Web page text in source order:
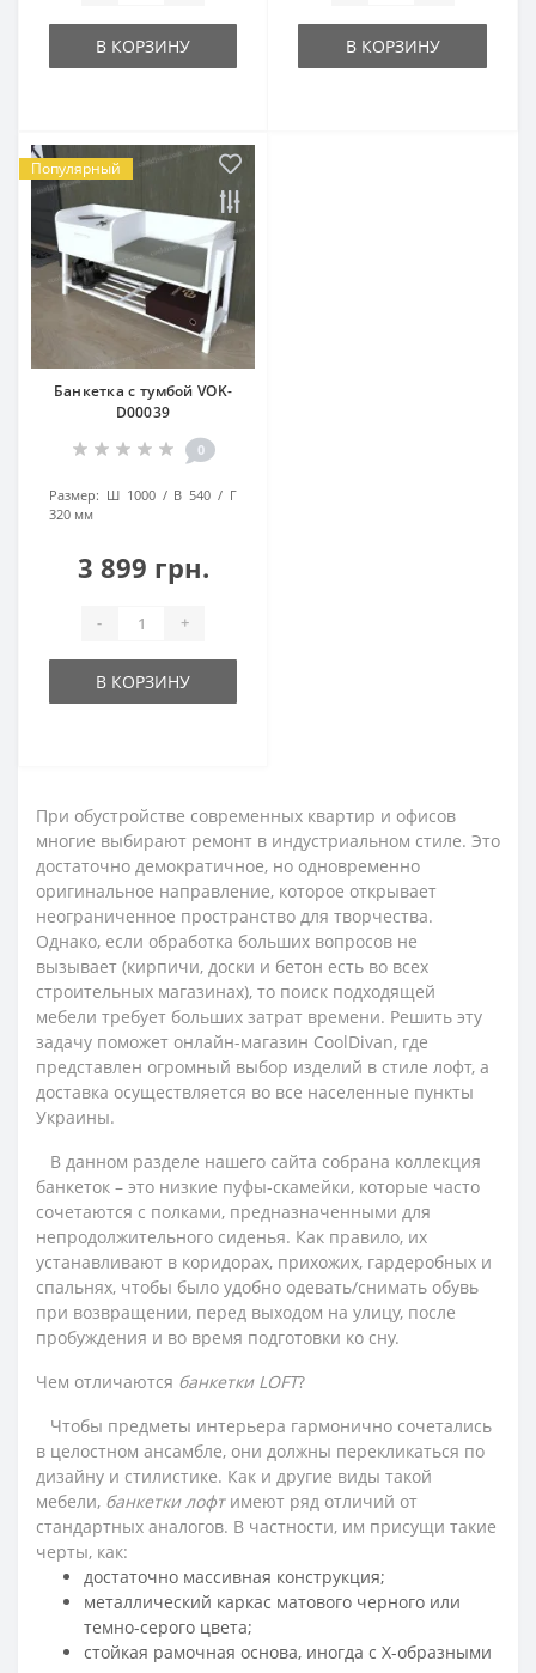
В КОРЗИНУ В КОРЗИНУ
Популярный
Банкетка с тумбой VOK-
D00039
0
Размер: Ш 1000 / В 540 / Г
320 мм
3 899 грн.
- +
В КОРЗИНУ
При обустройстве современных квартир и офисов
многие выбирают ремонт в индустриальном стиле. Это
достаточно демократичное, но одновременно
оригинальное направление, которое открывает
неограниченное пространство для творчества.
Однако, если обработка больших вопросов не
вызывает (кирпичи, доски и бетон есть во всех
строительных магазинах), то поиск подходящей
мебели требует больших затрат времени. Решить эту
задачу поможет онлайн-магазин CoolDivan, где
представлен огромный выбор изделий в стиле лофт, а
доставка осуществляется во все населенные пункты
Украины.
В данном разделе нашего сайта собрана коллекция
банкеток – это низкие пуфы-скамейки, которые часто
сочетаются с полками, предназначенными для
непродолжительного сиденья. Как правило, их
устанавливают в коридорах, прихожих, гардеробных и
спальнях, чтобы было удобно одевать/снимать обувь
при возвращении, перед выходом на улицу, после
пробуждения и во время подготовки ко сну.
Чем отличаются банкетки LOFT?
Чтобы предметы интерьера гармонично сочетались
в целостном ансамбле, они должны перекликаться по
дизайну и стилистике. Как и другие виды такой
мебели, банкетки лофтимеют ряд отличий от
стандартных аналогов. В частности, им присущи такие
черты, как:
достаточно массивная конструкция;
металлический каркас матового черного или
темно-серого цвета;
стойкая рамочная основа, иногда с Х-образными